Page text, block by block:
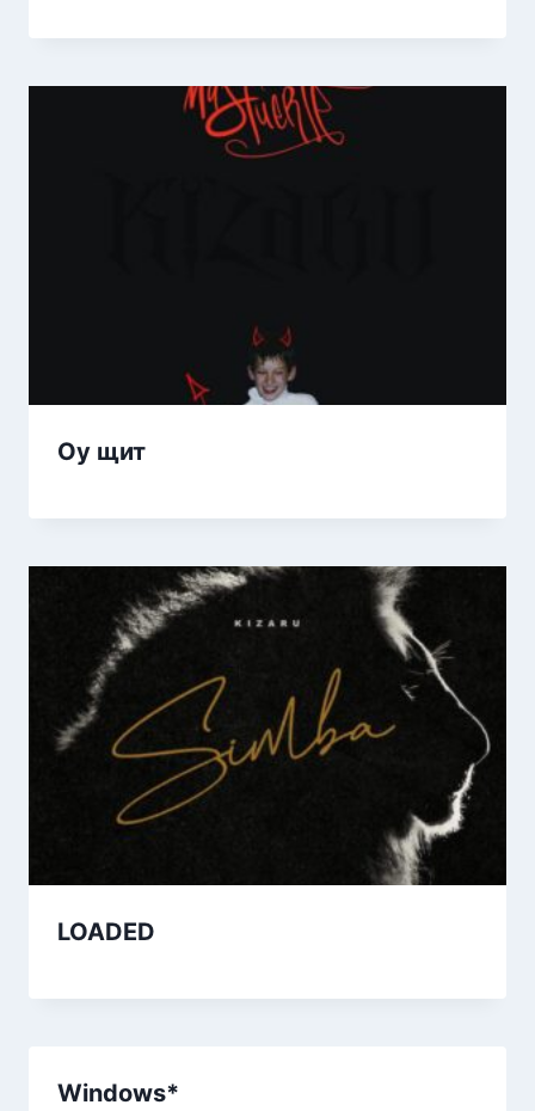
Оу щит
LOADED
Windows*